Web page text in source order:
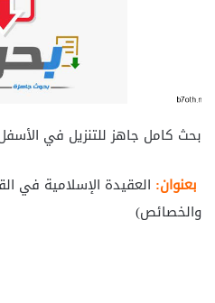
بحث كامل جاهز للتنزيل في
بعنوان: العقيدة الإسلامية في
والخصائص)